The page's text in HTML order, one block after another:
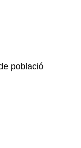
població